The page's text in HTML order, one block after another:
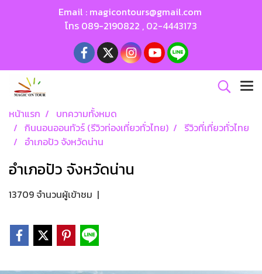
Email : magicontours@gmail.com
โทร 089-2190822 , 02-4443173
หน้าแรก
บทความทั้งหมด
กินนอนออนทัวร์ (รีวิวท่องเที่ยวทั่วไทย)
รีวิวที่เที่ยวทั่วไทย
อำเภอปัว จังหวัดน่าน
อำเภอปัว จังหวัดน่าน
13709 จำนวนผู้เข้าชม |